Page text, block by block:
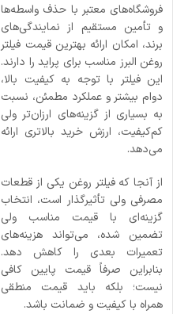
فروشگاه‌های معتبر با حذف واسطه‌ها
و تأمین مستقیم از نمایندگی‌های
برند، امکان ارائه بهترین قیمت فیلتر
روغن البرز مناسب برای پراید را دارند.
این فیلتر با توجه به کیفیت بالا،
دوام بیشتر و عملکرد مطمئن، نسبت
به بسیاری از گزینه‌های ارزان‌تر ولی
کم‌کیفیت، ارزش خرید بالاتری ارائه
می‌دهد.
از آنجا که فیلتر روغن یکی از قطعات
مصرفی ولی تأثیرگذار است، انتخاب
گزینه‌ای با قیمت مناسب ولی
تضمین شده، می‌تواند هزینه‌های
تعمیرات بعدی را کاهش دهد.
بنابراین صرفاً قیمت پایین کافی
نیست؛ بلکه باید قیمت منطقی
همراه با کیفیت و ضمانت باشد.